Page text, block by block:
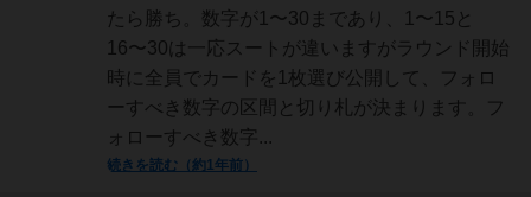
たら勝ち。数字が1〜30まであり、1〜15と
16〜30は一応スートが違いますがラウンド開始
時に全員でカードを1枚選び公開して、フォロ
ーすべき数字の区間と切り札が決まります。フ
ォローすべき数字...
続きを読む（約1年前）